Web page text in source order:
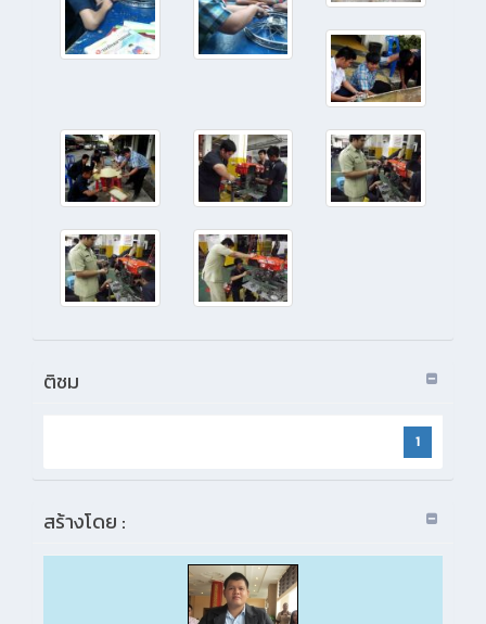
ติชม
1
สร้างโดย :